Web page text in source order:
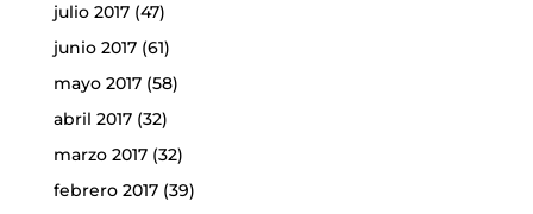
julio 2017(47)
junio 2017(61)
mayo 2017(58)
abril 2017(32)
marzo 2017(32)
febrero 2017(39)